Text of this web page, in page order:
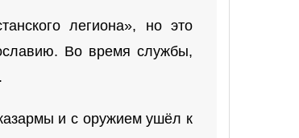
легиона», но это
Во время службы,
и с оружием ушёл к